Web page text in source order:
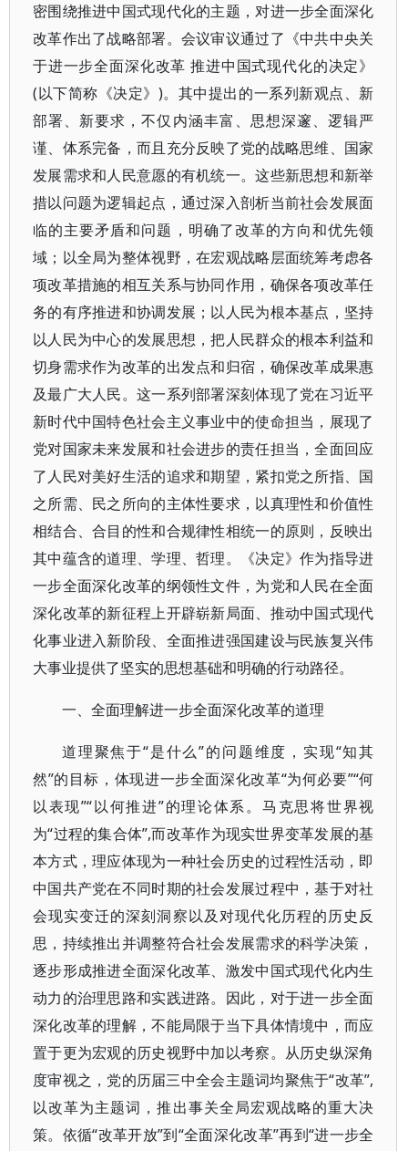
密围绕推进中国式现代化的主题，对进一步全面深化
改革作出了战略部署。会议审议通过了《中共中央关
于进一步全面深化改革 推进中国式现代化的决定》
(以下简称《决定》)。其中提出的一系列新观点、新
部署、新要求，不仅内涵丰富、思想深邃、逻辑严
谨、体系完备，而且充分反映了党的战略思维、国家
发展需求和人民意愿的有机统一。这些新思想和新举
措以问题为逻辑起点，通过深入剖析当前社会发展面
临的主要矛盾和问题，明确了改革的方向和优先领
域；以全局为整体视野，在宏观战略层面统筹考虑各
项改革措施的相互关系与协同作用，确保各项改革任
务的有序推进和协调发展；以人民为根本基点，坚持
以人民为中心的发展思想，把人民群众的根本利益和
切身需求作为改革的出发点和归宿，确保改革成果惠
及最广大人民。这一系列部署深刻体现了党在习近平
新时代中国特色社会主义事业中的使命担当，展现了
党对国家未来发展和社会进步的责任担当，全面回应
了人民对美好生活的追求和期望，紧扣党之所指、国
之所需、民之所向的主体性要求，以真理性和价值性
相结合、合目的性和合规律性相统一的原则，反映出
其中蕴含的道理、学理、哲理。《决定》作为指导进
一步全面深化改革的纲领性文件，为党和人民在全面
深化改革的新征程上开辟崭新局面、推动中国式现代
化事业进入新阶段、全面推进强国建设与民族复兴伟
大事业提供了坚实的思想基础和明确的行动路径。
一、全面理解进一步全面深化改革的道理
道理聚焦于“是什么”的问题维度，实现“知其
然”的目标，体现进一步全面深化改革“为何必要”“何
以表现”“以何推进”的理论体系。马克思将世界视
为“过程的集合体”,而改革作为现实世界变革发展的基
本方式，理应体现为一种社会历史的过程性活动，即
中国共产党在不同时期的社会发展过程中，基于对社
会现实变迁的深刻洞察以及对现代化历程的历史反
思，持续推出并调整符合社会发展需求的科学决策，
逐步形成推进全面深化改革、激发中国式现代化内生
动力的治理思路和实践进路。因此，对于进一步全面
深化改革的理解，不能局限于当下具体情境中，而应
置于更为宏观的历史视野中加以考察。从历史纵深角
度审视之，党的历届三中全会主题词均聚焦于“改革”,
以改革为主题词，推出事关全局宏观战略的重大决
策。依循“改革开放”到“全面深化改革”再到“进一步全